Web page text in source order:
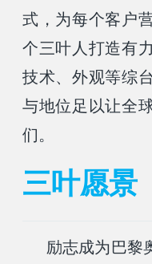
式，为每个客户
个三叶人打造有
技术、外观等综
与地位足以让全
们。
三叶愿景
励志成为巴黎